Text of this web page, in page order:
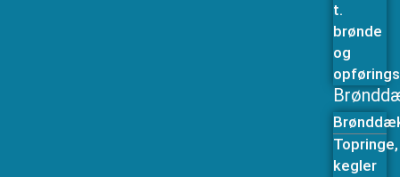
t.
brønde
og
Topringe,
kegler